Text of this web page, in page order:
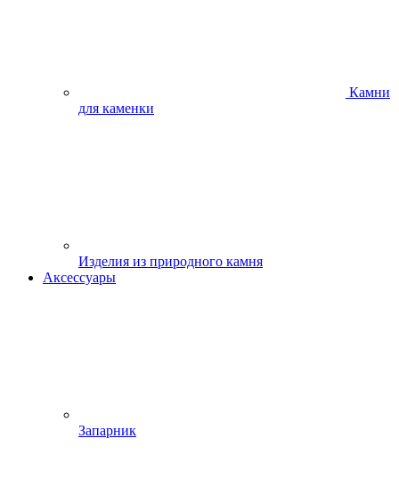
Камни
для каменки
Изделия из природного камня
Аксессуары
Запарник